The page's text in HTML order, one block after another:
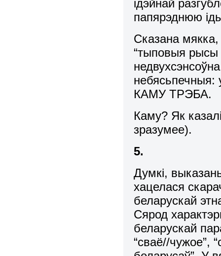
ідэйнай
папярэднюю
Сказана
“тыповыя рысы
небясьпечныя:
КАМУ ТРЭБА.
Каму? Як
зразумее).
5.
Думкі,
хацелася
беларускай
Сярод
беларускай
“сваё//чужое”,